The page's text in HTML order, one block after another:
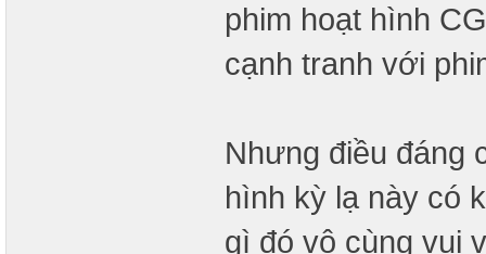
phim hoạt hình
cạnh tranh với
Nhưng điều đáng
hình kỳ lạ này có
gì đó vô cùng vui